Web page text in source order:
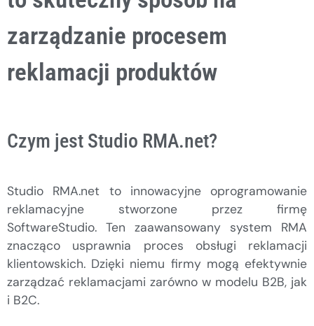
zarządzanie procesem
reklamacji produktów
Czym jest Studio RMA.net?
Studio RMA.net to innowacyjne oprogramowanie
reklamacyjne stworzone przez firmę
SoftwareStudio. Ten zaawansowany system RMA
znacząco usprawnia proces obsługi reklamacji
klientowskich. Dzięki niemu firmy mogą efektywnie
zarządzać reklamacjami zarówno w modelu B2B, jak
i B2C.